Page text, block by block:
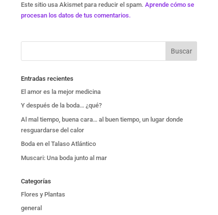
Este sitio usa Akismet para reducir el spam. Aprende cómo se
procesan los datos de tus comentarios.
Entradas recientes
El amor es la mejor medicina
Y después de la boda… ¿qué?
Al mal tiempo, buena cara… al buen tiempo, un lugar donde
resguardarse del calor
Boda en el Talaso Atlántico
Muscari: Una boda junto al mar
Categorías
Flores y Plantas
general